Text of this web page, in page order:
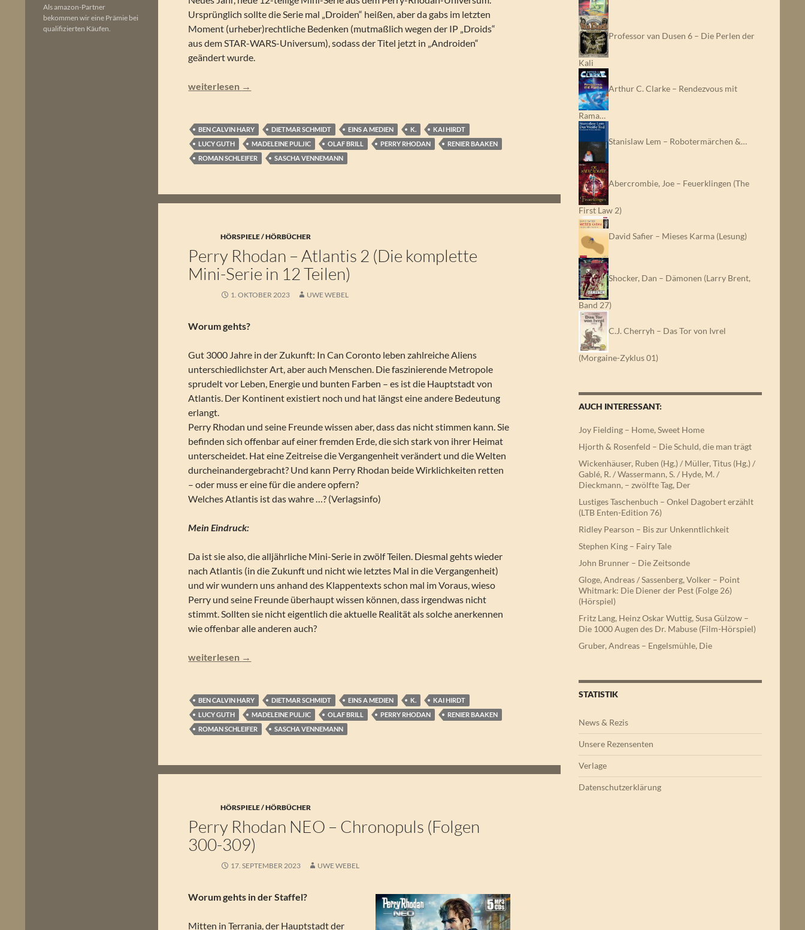
Ursprünglich sollte die Serie mal „Droiden“ heißen, aber da gabs im letzten
Moment (urheber)rechtliche Bedenken (mutmaßlich wegen der IP „Droids“
aus dem STAR-WARS-Universum), sodass der Titel jetzt in „Androiden“
geändert wurde.
Perry Rhodan – Androiden (Die komplette Mini-Serie in 12 Teilen)
weiterlesen →
BEN CALVIN HARY DIETMAR SCHMIDT EINS A MEDIEN K.
KAI HIRDT
LUCY GUTH
MADELEINE PULJIC OLAF BRILL PERRY RHODAN
RENIER BAAKEN
ROMAN SCHLEIFER
SASCHA VENNEMANN
HÖRSPIELE / HÖRBÜCHER
Perry Rhodan – Atlantis 2 (Die komplette
Mini-Serie in 12 Teilen)
1. OKTOBER 2023 UWE WEBEL
Worum gehts?
Gut 3000 Jahre in der Zukunft: In Can Coronto leben zahlreiche Aliens
unterschiedlichster Art, aber auch Menschen. Die faszinierende Metropole
sprudelt vor Leben, Energie und bunten Farben – es ist die Hauptstadt von
Atlantis. Der Kontinent existiert noch und hat längst eine andere Bedeutung
erlangt.
Perry Rhodan und seine Freunde wissen aber, dass das nicht stimmen kann. Sie
befinden sich offenbar auf einer fremden Erde, die sich stark von ihrer Heimat
unterscheidet. Hat eine Zeitreise die Vergangenheit verändert und die Welten
durcheinandergebracht? Und kann Perry Rhodan beide Wirklichkeiten retten
– oder muss er eine für die andere opfern?
Welches Atlantis ist das wahre …? (Verlagsinfo)
Mein Eindruck:
Da ist sie also, die alljährliche Mini-Serie in zwölf Teilen. Diesmal gehts wieder
nach Atlantis (in die Zukunft und nicht wie letztes Mal in die Vergangenheit)
und wir wundern uns anhand des Klappentexts schon mal im Voraus, wieso
Perry und seine Freunde überhaupt wissen können, dass irgendwas nicht
stimmt. Sollten sie nicht eigentlich die aktuelle Realität als solche anerkennen
wie offenbar alle anderen auch?
Perry Rhodan – Atlantis 2 (Die komplette Mini-Serie in 12 Teilen)
weiterlesen →
BEN CALVIN HARY DIETMAR SCHMIDT EINS A MEDIEN K.
KAI HIRDT
LUCY GUTH
MADELEINE PULJIC OLAF BRILL PERRY RHODAN
RENIER BAAKEN
ROMAN SCHLEIFER
SASCHA VENNEMANN
HÖRSPIELE / HÖRBÜCHER
Perry Rhodan NEO – Chronopuls (Folgen
300-309)
17. SEPTEMBER 2023 UWE WEBEL
Worum gehts in der Staffel?
Mitten in Terrania, der Hauptstadt der
Professor van Dusen 6 – Die Perlen der
Kali
Arthur C. Clarke – Rendezvous mit
Rama…
Stanislaw Lem – Robotermärchen &…
Abercrombie, Joe – Feuerklingen (The
First Law 2)
David Safier – Mieses Karma (Lesung)
Shocker, Dan – Dämonen (Larry Brent,
Band 27)
C.J. Cherryh – Das Tor von Ivrel
(Morgaine-Zyklus 01)
AUCH INTERESSANT:
Joy Fielding – Home, Sweet Home
Hjorth & Rosenfeld – Die Schuld, die man trägt
Wickenhäuser, Ruben (Hg.) / Müller, Titus (Hg.) /
Gablé, R. / Wassermann, S. / Hyde, M. /
Dieckmann, – zwölfte Tag, Der
Lustiges Taschenbuch – Onkel Dagobert erzählt
(LTB Enten-Edition 76)
Ridley Pearson – Bis zur Unkenntlichkeit
Stephen King – Fairy Tale
John Brunner – Die Zeitsonde
Gloge, Andreas / Sassenberg, Volker – Point
Whitmark: Die Diener der Pest (Folge 26)
(Hörspiel)
Fritz Lang, Heinz Oskar Wuttig, Susa Gülzow –
Die 1000 Augen des Dr. Mabuse (Film-Hörspiel)
Gruber, Andreas – Engelsmühle, Die
STATISTIK
News & Rezis
Unsere Rezensenten
Verlage
Datenschutzerklärung
Als amazon-Partner
bekommen wir eine Prämie bei
qualifizierten Käufen.